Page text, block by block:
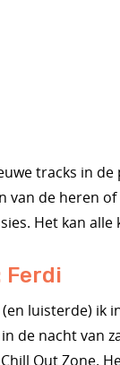
tracks in de
van de heren
Het kan alle
Ferdi
(en luisterde) ik
de nacht van
Out Zone.